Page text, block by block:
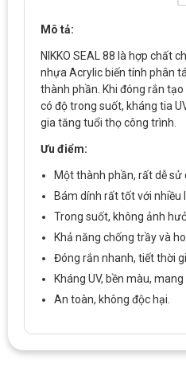
Mô tả:
NIKKO SEAL 88 là hợp chất
nhựa Acrylic biến tính phân
thành phần. Khi đóng rắn
có độ trong suốt, kháng tia
gia tăng tuổi thọ công trình.
Ưu điểm:
Một thành phần, rất dễ sử
Bám dính rất tốt với nhiều
Trong suốt, không ảnh
Khả năng chống trầy và
Đóng rắn nhanh, tiết thời
Kháng UV, bền màu,
An toàn, không độc hại.